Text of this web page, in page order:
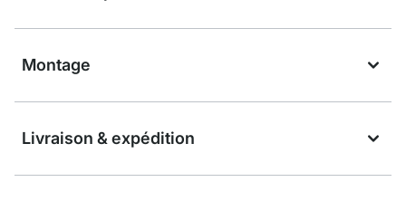
Montage
Livraison & expédition